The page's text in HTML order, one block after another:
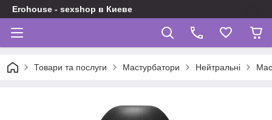
Erohouse - sexshop в Киеве
Товари та послуги Мастурбатори Нейтральні